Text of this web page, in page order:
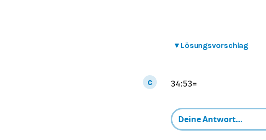
▾ Lösungsvorschlag
34:53=